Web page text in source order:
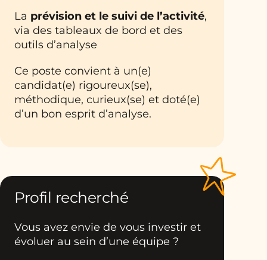
La prévision et le suivi de l’activité,
via des tableaux de bord et des
outils d’analyse
Ce poste convient à un(e)
candidat(e) rigoureux(se),
méthodique, curieux(se) et doté(e)
d’un bon esprit d’analyse.
Profil recherché
Vous avez envie de vous investir et
évoluer au sein d’une équipe ?